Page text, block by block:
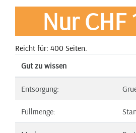
Nur CHF
Reicht für: 400 Seiten.
Gut zu wissen
Entsorgung:
Füllmenge: